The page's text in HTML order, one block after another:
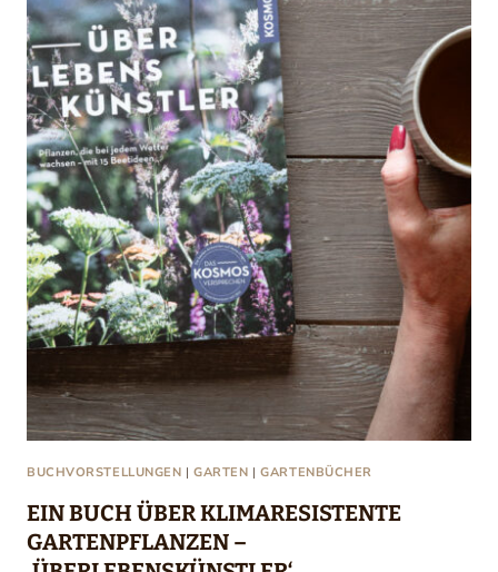
BUCHVORSTELLUNGEN |GARTEN |GARTENBÜCHER
EIN BUCH ÜBER KLIMARESISTENTE
GARTENPFLANZEN –